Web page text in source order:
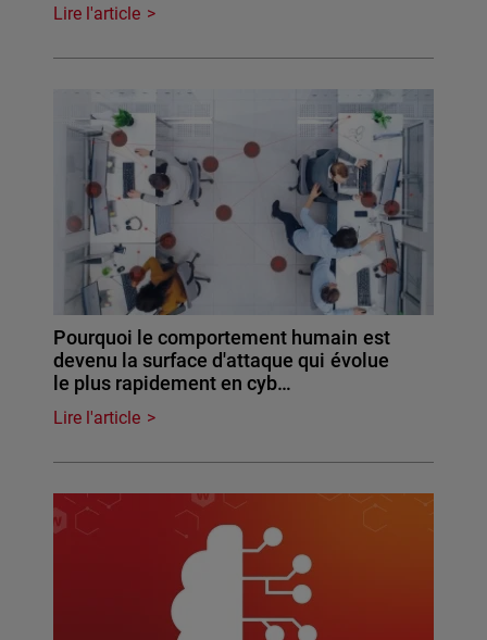
Lire l'article
Pourquoi le comportement humain est
devenu la surface d'attaque qui évolue
le plus rapidement en cyb…
Lire l'article